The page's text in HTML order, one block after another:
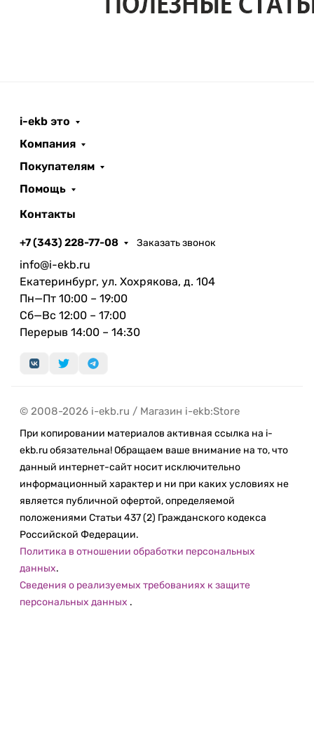
i-ekb это
Компания
Покупателям
Помощь
Контакты
+7 (343) 228-77-08 Заказать звонок
info@i-ekb.ru
Екатеринбург, ул. Хохрякова, д. 104
Пн—Пт 10:00 – 19:00
Сб—Вс 12:00 – 17:00
Перерыв 14:00 – 14:30
© 2008-2026 i-ekb.ru / Магазин i-ekb:Store
При копировании материалов активная ссылка на i-
ekb.ru обязательна! Обращаем ваше внимание на то, что
данный интернет-сайт носит исключительно
информационный характер и ни при каких условиях не
является публичной офертой, определяемой
положениями Статьи 437 (2) Гражданского кодекса
Российской Федерации.
Политика в отношении обработки персональных
данных.
Сведения о реализуемых требованиях к защите
персональных данных .